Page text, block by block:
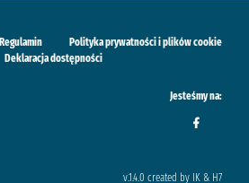
Regulamin
Polityka prywatności i plików cookie
Deklaracja dostępności
Jesteśmy na:
v.1.4.0 created by IK & H7